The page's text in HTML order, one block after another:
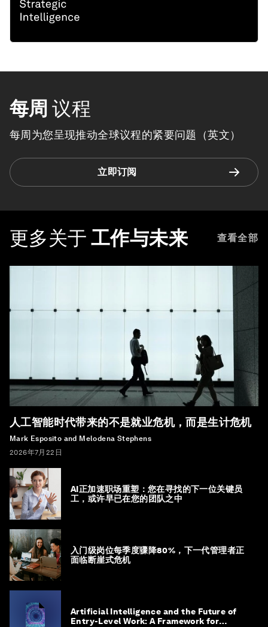
每周 议程
每周为您呈现推动全球议程的紧要问题（英文）
立即订阅
更多关于 工作与未来 查看全部
人工智能时代带来的不是就业危机，而是生计危机
Mark Esposito and Melodena Stephens
2026年7月22日
AI正加速职场重塑：您在寻找的下一位关键员
工，或许早已在您的团队之中
入门级岗位每季度骤降80%，下一代管理者正
面临断崖式危机
Artificial Intelligence and the Future of
Entry-Level Work: A Framework for